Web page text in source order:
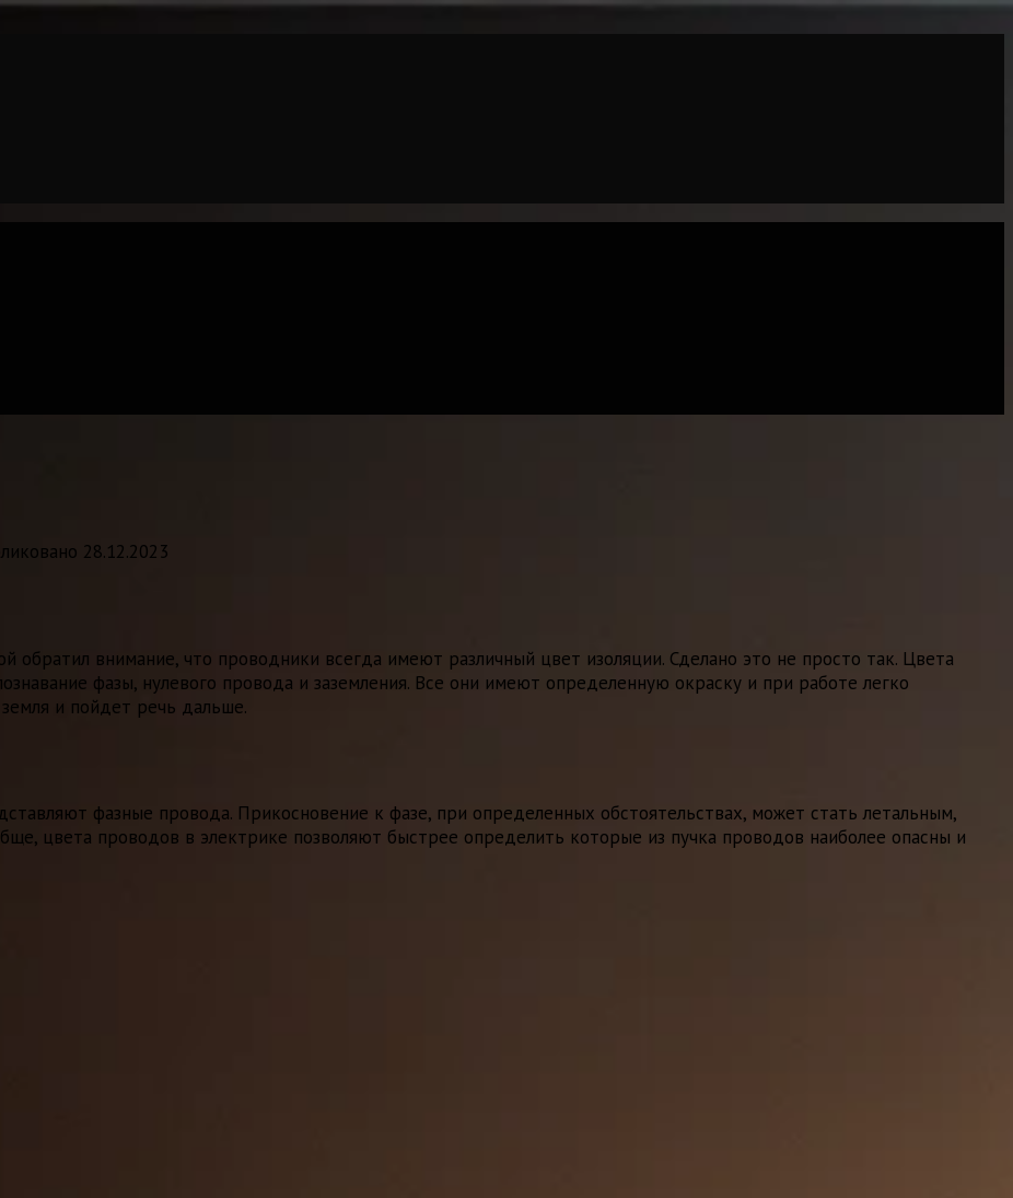
28.12.2023
обратил внимание, что проводники всегда имеют различный цвет изоляции. Сделано это не просто так. Цвета
фазы, нулевого провода и заземления. Все они имеют определенную окраску и при работе легко
и пойдет речь дальше.
фазные провода. Прикосновение к фазе, при определенных обстоятельствах, может стать летальным,
цвета проводов в электрике позволяют быстрее определить которые из пучка проводов наиболее опасны и